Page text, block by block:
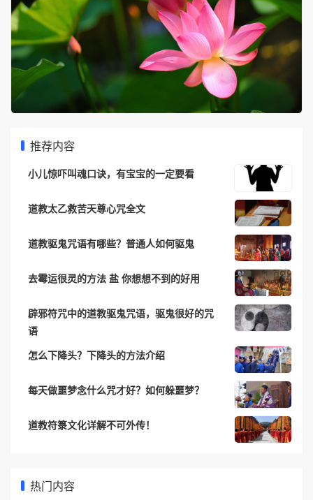
推荐内容
小儿惊吓叫魂口诀，有宝宝的一定要看
道教太乙救苦天尊心咒全文
道教驱鬼咒语有哪些？普通人如何驱鬼
去霉运很灵的方法 盐 你想想不到的好用
辟邪符咒中的道教驱鬼咒语，驱鬼很好的咒
语
怎么下降头？下降头的方法介绍
每天做噩梦念什么咒才好？如何躲噩梦？
道教符箓文化详解不可外传！
热门内容